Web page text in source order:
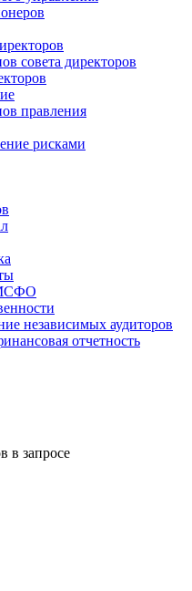
совета директоров
правления
рисками
МСФО
независимых аудиторов
отчетность
в запросе